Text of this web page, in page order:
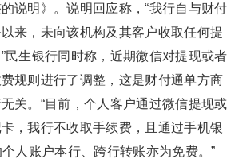
说明》。说明回应称，“我行自与财付
来，未向该机构及其客户收取任何提
民生银行同时称，近期微信对提现或者
规则进行了调整，这是财付通单方商
关。“目前，个人客户通过微信提现或
，我行不收取手续费，且通过手机银
人账户本行、跨行转账亦为免费。”